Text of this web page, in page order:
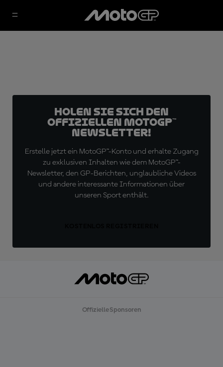
Holen Sie sich den
offiziellen MotoGP™
Newsletter!
Erstelle jetzt ein MotoGP™-Konto und erhalte Zugang
zu exklusiven Inhalten wie dem MotoGP™-
Newsletter, den GP-Berichten, unglaubliche Videos
und andere interessante Informationen über
unseren Sport enthält.
Offizielle Sponsoren